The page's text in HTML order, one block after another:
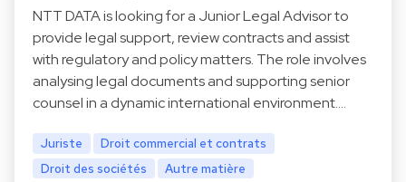
NTT DATA is looking for a Junior Legal Advisor to
provide legal support, review contracts and assist
with regulatory and policy matters. The role involves
analysing legal documents and supporting senior
counsel in a dynamic international environment.…
Juriste
Droit commercial et contrats
Droit des sociétés
Autre matière